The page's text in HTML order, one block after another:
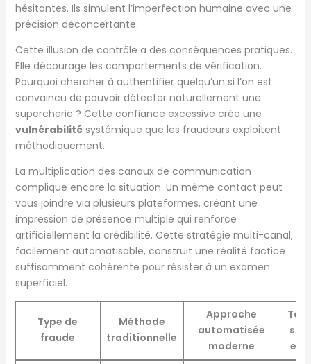
hésitantes. Ils simulent l’imperfection humaine avec une
précision déconcertante.
Cette illusion de contrôle a des conséquences pratiques.
Elle décourage les comportements de vérification.
Pourquoi chercher à authentifier quelqu’un si l’on est
convaincu de pouvoir détecter naturellement une
supercherie ? Cette confiance excessive crée une
vulnérabilitésystémique que les fraudeurs exploitent
méthodiquement.
La multiplication des canaux de communication
complique encore la situation. Un même contact peut
vous joindre via plusieurs plateformes, créant une
impression de présence multiple qui renforce
artificiellement la crédibilité. Cette stratégie multi-canal,
facilement automatisable, construit une réalité factice
suffisamment cohérente pour résister à un examen
superficiel.
Type de
fraude
Méthode
traditionnelle
Approche
automatisée
moderne